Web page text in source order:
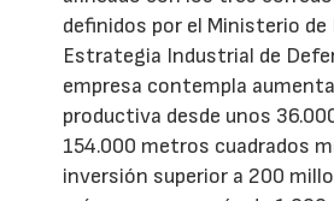
definidos por el Ministerio de
Estrategia Industrial de
empresa contempla
productiva desde unos
154.000 metros cuadrados
inversión superior a 200